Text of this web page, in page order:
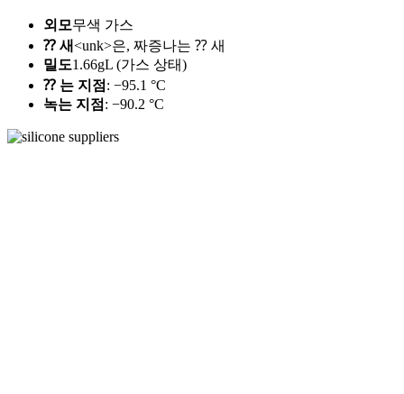
외모무색 가스
⁇ 새<unk>은, 짜증나는 ⁇ 새
밀도1.66gL (가스 상태)
⁇ 는 지점 : −95.1 °C
녹는 지점 : −90.2 °C